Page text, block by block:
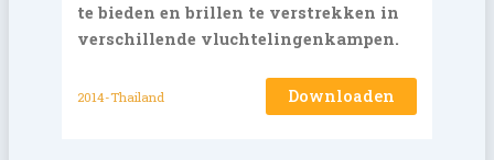
te bieden en brillen te verstrekken in
verschillende vluchtelingenkampen.
2014-Thailand Downloaden